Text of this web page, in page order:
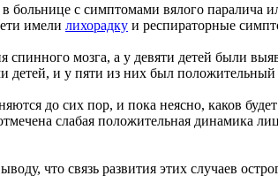
больнице с симптомами вялого
имели лихорадку и респираторные
мозга, а у девяти детей были
и у пяти из них был положительный
до сих пор, и пока неясно, каков
слабая положительная динамика
что связь развития этих случаев